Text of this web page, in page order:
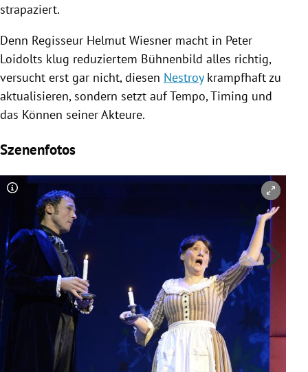
strapaziert.
Denn Regisseur Helmut Wiesner macht in Peter
Loidolts klug reduziertem Bühnenbild alles richtig,
versucht erst gar nicht, diesen Nestroykrampfhaft zu
aktualisieren, sondern setzt auf Tempo, Timing und
das Können seiner Akteure.
Szenenfotos
Copyright-Hinweis öffnen/schließen